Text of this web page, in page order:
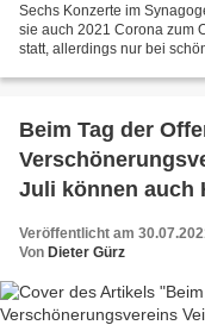
Sechs Konzerte im
sie auch 2021 Corona zum
statt, allerdings nur bei
Beim Tag der
Juli können auch
Veröffentlicht am
Von Dieter Gürz